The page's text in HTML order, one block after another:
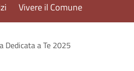
Vivere il Comune
Dedicata a Te 2025